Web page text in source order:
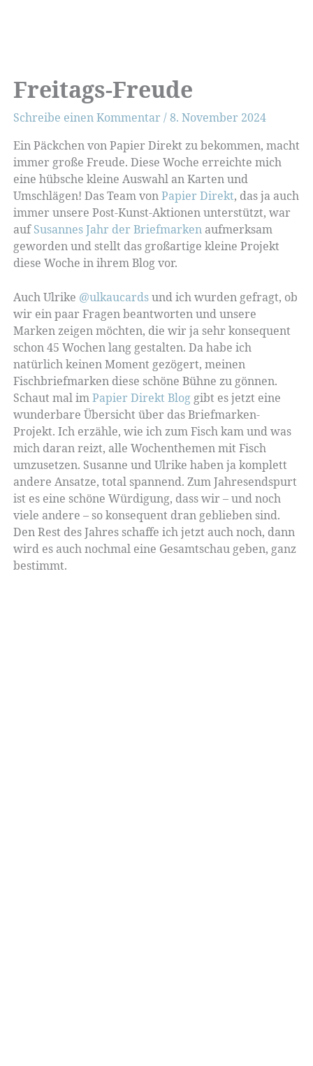
Freitags-Freude
Schreibe einen Kommentar /8. November 2024
Ein Päckchen von Papier Direkt zu bekommen, macht
immer große Freude. Diese Woche erreichte mich
eine hübsche kleine Auswahl an Karten und
Umschlägen! Das Team vonPapier Direkt, das ja auch
immer unsere Post-Kunst-Aktionen unterstützt, war
aufSusannes Jahr der Briefmarkenaufmerksam
geworden und stellt das großartige kleine Projekt
diese Woche in ihrem Blog vor.
Auch Ulrike @ulkaucardsund ich wurden gefragt, ob
wir ein paar Fragen beantworten und unsere
Marken zeigen möchten, die wir ja sehr konsequent
schon 45 Wochen lang gestalten. Da habe ich
natürlich keinen Moment gezögert, meinen
Fischbriefmarken diese schöne Bühne zu gönnen.
Schaut mal imPapier Direkt Bloggibt es jetzt eine
wunderbare Übersicht über das Briefmarken-
Projekt. Ich erzähle, wie ich zum Fisch kam und was
mich daran reizt, alle Wochenthemen mit Fisch
umzusetzen. Susanne und Ulrike haben ja komplett
andere Ansatze, total spannend. Zum Jahresendspurt
ist es eine schöne Würdigung, dass wir – und noch
viele andere – so konsequent dran geblieben sind.
Den Rest des Jahres schaffe ich jetzt auch noch, dann
wird es auch nochmal eine Gesamtschau geben, ganz
bestimmt.